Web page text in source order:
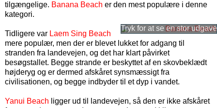
tilgængelige. Banana Beach er den mest populære i denne
kategori.
Tidligere var Laem Sing Beach
mere populær, men der er blevet lukket for adgang til
stranden fra landevejen, og det har klart påvirket
besøgstallet. Begge strande er beskyttet af en skovbeklædt
højderyg og er dermed afskåret synsmæssigt fra
civilisationen, og begge indbyder til et dyp i vandet.
Yanui Beach ligger ud til landevejen, så den er ikke afskåret